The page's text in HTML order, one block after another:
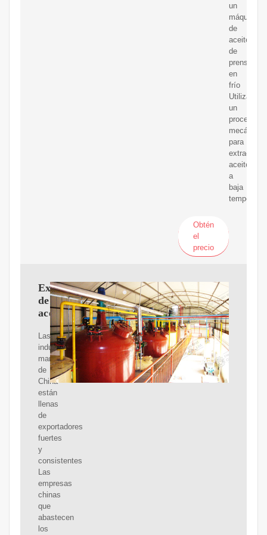
un
máquina
de
aceite
de
prensa
en
frío
Utiliza
un
proceso
mecánico
para
extraer
aceite
a
baja
Obtén
el
precio
Extractor
de
aceite
Las
industrias
manufactureras
de
China
están
llenas
de
exportadores
fuertes
y
consistentes
Las
empresas
chinas
que
abastecen
los